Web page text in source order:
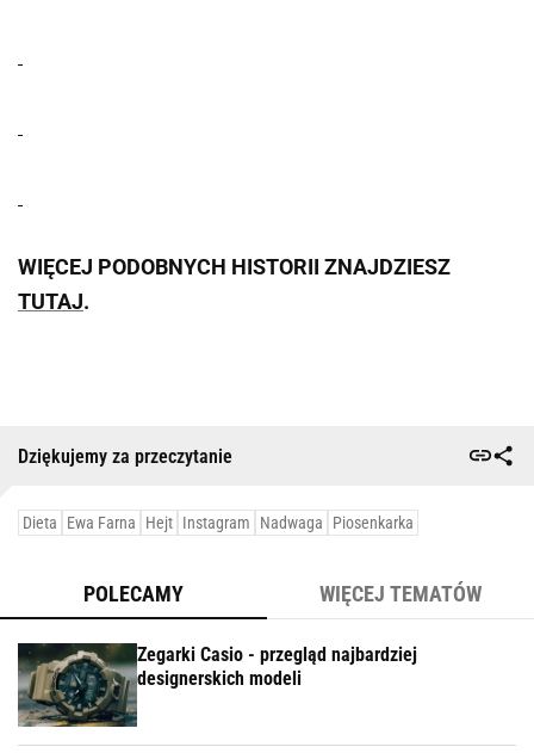
WIĘCEJ PODOBNYCH HISTORII ZNAJDZIESZ
TUTAJ.
Dziękujemy za przeczytanie
Dieta Ewa Farna Hejt Instagram Nadwaga Piosenkarka
POLECAMY WIĘCEJ TEMATÓW
Zegarki Casio - przegląd najbardziej
designerskich modeli